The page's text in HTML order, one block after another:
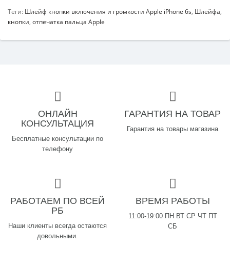
Теги: Шлейф кнопки включения и громкости Apple iPhone 6s, Шлейфа,
кнопки, отпечатка пальца Apple
ОНЛАЙН
КОНСУЛЬТАЦИЯ
Бесплатные консультации по
телефону
ГАРАНТИЯ НА ТОВАР
Гарантия на товары магазина
РАБОТАЕМ ПО ВСЕЙ
РБ
Наши клиенты всегда остаются
довольными.
ВРЕМЯ РАБОТЫ
11:00-19:00 ПН ВТ СР ЧТ ПТ
СБ